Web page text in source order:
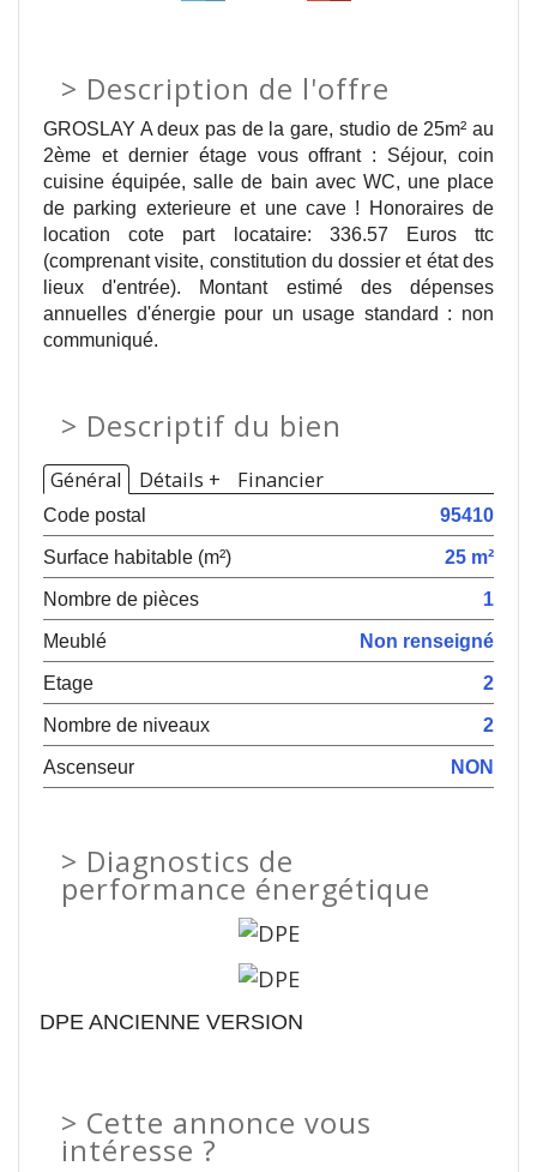
> Description de l'offre
GROSLAY A deux pas de la gare, studio de 25m² au
2ème et dernier étage vous offrant : Séjour, coin
cuisine équipée, salle de bain avec WC, une place
de parking exterieure et une cave ! Honoraires de
location cote part locataire: 336.57 Euros ttc
(comprenant visite, constitution du dossier et état des
lieux d'entrée). Montant estimé des dépenses
annuelles d'énergie pour un usage standard : non
communiqué.
> Descriptif du bien
Général Détails + Financier
Code postal
95410
Surface habitable (m²)
25 m²
Nombre de pièces
1
Meublé
Non renseigné
Etage
2
Nombre de niveaux
2
Ascenseur
NON
> Diagnostics de
performance énergétique
DPE ANCIENNE VERSION
> Cette annonce vous
intéresse ?